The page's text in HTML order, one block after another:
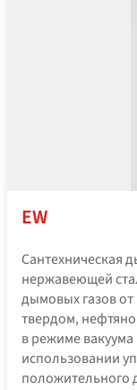
EW
Сантехническая
нержавеющей
дымовых газов
твердом,
в режиме вакуума
использовании
положительного